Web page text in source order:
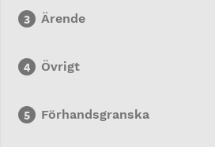
Ärende
Övrigt
Förhandsgranska